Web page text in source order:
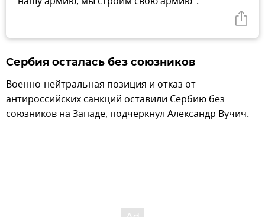
Сербия осталась без союзников
Военно-нейтральная позиция и отказ от
антироссийских санкций оставили Сербию без
союзников на Западе, подчеркнул Александр Вучич.